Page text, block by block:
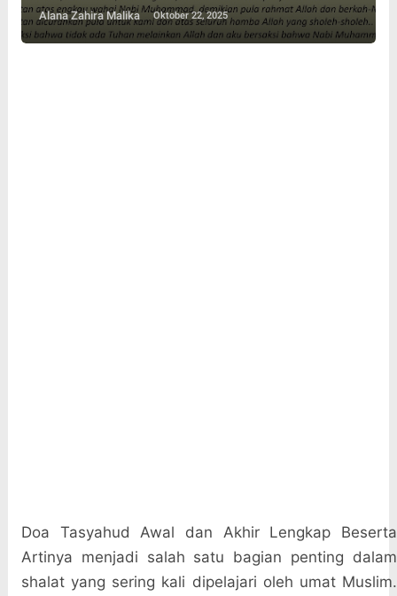
Alana Zahira Malika Oktober 22, 2025
Doa Tasyahud Awal dan Akhir Lengkap Beserta
Artinya menjadi salah satu bagian penting dalam
shalat yang sering kali dipelajari oleh umat Muslim.